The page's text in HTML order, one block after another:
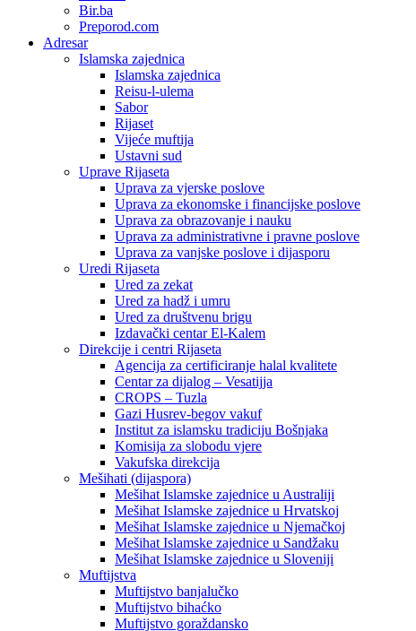
Bir.ba
Preporod.com
Adresar
Islamska zajednica
Islamska zajednica
Reisu-l-ulema
Sabor
Rijaset
Vijeće muftija
Ustavni sud
Uprave Rijaseta
Uprava za vjerske poslove
Uprava za ekonomske i financijske poslove
Uprava za obrazovanje i nauku
Uprava za administrativne i pravne poslove
Uprava za vanjske poslove i dijasporu
Uredi Rijaseta
Ured za zekat
Ured za hadž i umru
Ured za društvenu brigu
Izdavački centar El-Kalem
Direkcije i centri Rijaseta
Agencija za certificiranje halal kvalitete
Centar za dijalog – Vesatijja
CROPS – Tuzla
Gazi Husrev-begov vakuf
Institut za islamsku tradiciju Bošnjaka
Komisija za slobodu vjere
Vakufska direkcija
Mešihati (dijaspora)
Mešihat Islamske zajednice u Australiji
Mešihat Islamske zajednice u Hrvatskoj
Mešihat Islamske zajednice u Njemačkoj
Mešihat Islamske zajednice u Sandžaku
Mešihat Islamske zajednice u Sloveniji
Muftijstva
Muftijstvo banjalučko
Muftijstvo bihaćko
Muftijstvo goraždansko